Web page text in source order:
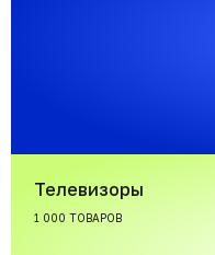
Телевизоры
1 000 ТОВАРОВ